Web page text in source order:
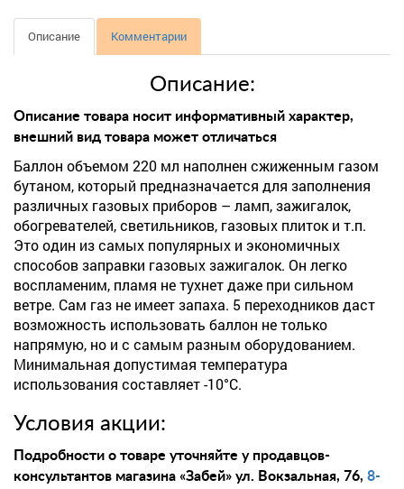
Описание Комментарии
Описание:
Описание товара носит информативный характер,
внешний вид товара может отличаться
Баллон объемом 220 мл наполнен сжиженным газом
бутаном, который предназначается для заполнения
различных газовых приборов – ламп, зажигалок,
обогревателей, светильников, газовых плиток и т.п.
Это один из самых популярных и экономичных
способов заправки газовых зажигалок. Он легко
воспламеним, пламя не тухнет даже при сильном
ветре. Сам газ не имеет запаха. 5 переходников даст
возможность использовать баллон не только
напрямую, но и с самым разным оборудованием.
Минимальная допустимая температура
использования составляет -10°С.
Условия акции:
Подробности о товаре уточняйте у продавцов-
консультантов магазина «Забей» ул. Вокзальная, 76, 8-